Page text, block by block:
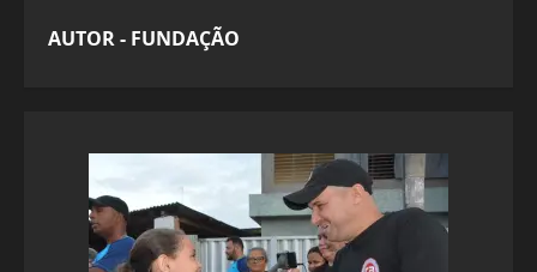
AUTOR - FUNDAÇÃO